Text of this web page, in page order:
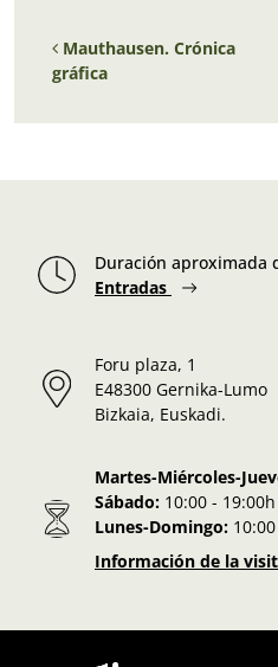
Navegación de
Mauthausen. Crónica
gráfica
Duración aproximada
Entradas
Foru plaza, 1
E48300 Gernika-Lumo
Bizkaia, Euskadi.
Martes-Miércoles-
Sábado: 10:00 - 19:00h
Lunes-Domingo:
Información de la